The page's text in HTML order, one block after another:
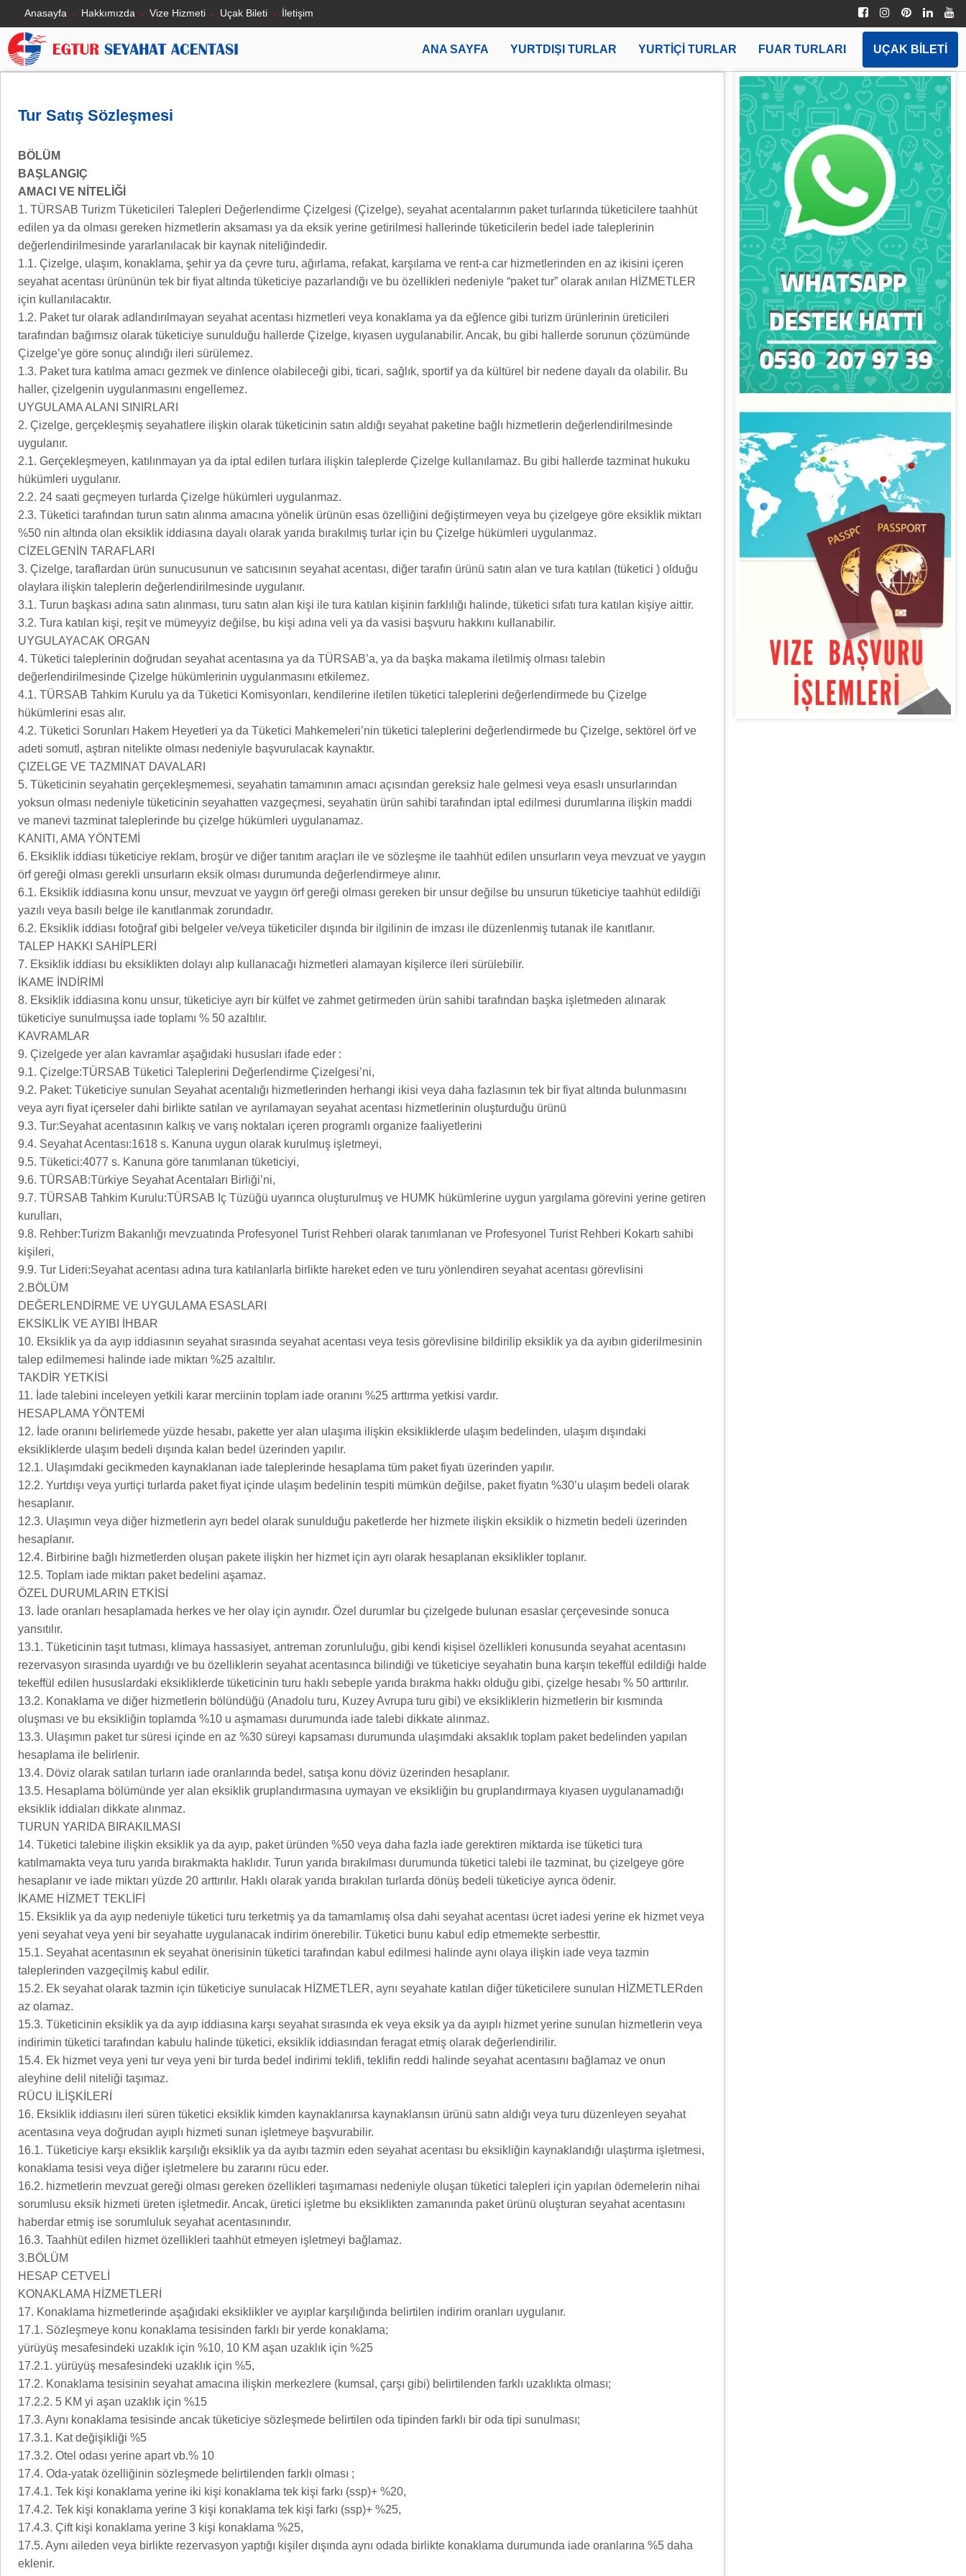
Anasayfa Hakkımızda Vize Hizmeti Uçak Bileti İletişim
ANA SAYFA YURTDIŞI TURLAR YURTIÇI TURLAR FUAR TURLARI UÇAK BILETI
Tur Satış Sözleşmesi
BÖLÜM
BAŞLANGIÇ
AMACI VE NİTELİĞİ
1. TÜRSAB Turizm Tüketicileri Talepleri Değerlendirme Çizelgesi (Çizelge), seyahat acentalarının paket turlarında tüketicilere taahhüt
edilen ya da olması gereken hizmetlerin aksaması ya da eksik yerine getirilmesi hallerinde tüketicilerin bedel iade taleplerinin
değerlendirilmesinde yararlanılacak bir kaynak niteliğindedir.
1.1. Çizelge, ulaşım, konaklama, şehir ya da çevre turu, ağırlama, refakat, karşılama ve rent-a car hizmetlerinden en az ikisini içeren
seyahat acentası ürününün tek bir fiyat altında tüketiciye pazarlandığı ve bu özellikleri nedeniyle “paket tur” olarak anılan HİZMETLER
için kullanılacaktır.
1.2. Paket tur olarak adlandırılmayan seyahat acentası hizmetleri veya konaklama ya da eğlence gibi turizm ürünlerinin üreticileri
tarafından bağımsız olarak tüketiciye sunulduğu hallerde Çizelge, kıyasen uygulanabilir. Ancak, bu gibi hallerde sorunun çözümünde
Çizelge’ye göre sonuç alındığı ileri sürülemez.
1.3. Paket tura katılma amacı gezmek ve dinlence olabileceği gibi, ticari, sağlık, sportif ya da kültürel bir nedene dayalı da olabilir. Bu
haller, çizelgenin uygulanmasını engellemez.
UYGULAMA ALANI SINIRLARI
2. Çizelge, gerçekleşmiş seyahatlere ilişkin olarak tüketicinin satın aldığı seyahat paketine bağlı hizmetlerin değerlendirilmesinde
uygulanır.
2.1. Gerçekleşmeyen, katılınmayan ya da iptal edilen turlara ilişkin taleplerde Çizelge kullanılamaz. Bu gibi hallerde tazminat hukuku
hükümleri uygulanır.
2.2. 24 saati geçmeyen turlarda Çizelge hükümleri uygulanmaz.
2.3. Tüketici tarafından turun satın alınma amacına yönelik ürünün esas özelliğini değiştirmeyen veya bu çizelgeye göre eksiklik miktarı
%50 nin altında olan eksiklik iddiasına dayalı olarak yarıda bırakılmış turlar için bu Çizelge hükümleri uygulanmaz.
CİZELGENİN TARAFLARI
3. Çizelge, taraflardan ürün sunucusunun ve satıcısının seyahat acentası, diğer tarafın ürünü satın alan ve tura katılan (tüketici ) olduğu
olaylara ilişkin taleplerin değerlendirilmesinde uygulanır.
3.1. Turun başkası adına satın alınması, turu satın alan kişi ile tura katılan kişinin farklılığı halinde, tüketici sıfatı tura katılan kişiye aittir.
3.2. Tura katılan kişi, reşit ve mümeyyiz değilse, bu kişi adına veli ya da vasisi başvuru hakkını kullanabilir.
UYGULAYACAK ORGAN
4. Tüketici taleplerinin doğrudan seyahat acentasına ya da TÜRSAB’a, ya da başka makama iletilmiş olması talebin
değerlendirilmesinde Çizelge hükümlerinin uygulanmasını etkilemez.
4.1. TÜRSAB Tahkim Kurulu ya da Tüketici Komisyonları, kendilerine iletilen tüketici taleplerini değerlendirmede bu Çizelge
hükümlerini esas alır.
4.2. Tüketici Sorunları Hakem Heyetleri ya da Tüketici Mahkemeleri’nin tüketici taleplerini değerlendirmede bu Çizelge, sektörel örf ve
adeti somutl, aştıran nitelikte olması nedeniyle başvurulacak kaynaktır.
ÇIZELGE VE TAZMINAT DAVALARI
5. Tüketicinin seyahatin gerçekleşmemesi, seyahatin tamamının amacı açısından gereksiz hale gelmesi veya esaslı unsurlarından
yoksun olması nedeniyle tüketicinin seyahatten vazgeçmesi, seyahatin ürün sahibi tarafından iptal edilmesi durumlarına ilişkin maddi
ve manevi tazminat taleplerinde bu çizelge hükümleri uygulanamaz.
KANITl, AMA YÖNTEMİ
6. Eksiklik iddiası tüketiciye reklam, broşür ve diğer tanıtım araçları ile ve sözleşme ile taahhüt edilen unsurların veya mevzuat ve yaygın
örf gereği olması gerekli unsurların eksik olması durumunda değerlendirmeye alınır.
6.1. Eksiklik iddiasına konu unsur, mevzuat ve yaygın örf gereği olması gereken bir unsur değilse bu unsurun tüketiciye taahhüt edildiği
yazılı veya basılı belge ile kanıtlanmak zorundadır.
6.2. Eksiklik iddiası fotoğraf gibi belgeler ve/veya tüketiciler dışında bir ilgilinin de imzası ile düzenlenmiş tutanak ile kanıtlanır.
TALEP HAKKI SAHİPLERİ
7. Eksiklik iddiası bu eksiklikten dolayı alıp kullanacağı hizmetleri alamayan kişilerce ileri sürülebilir.
İKAME İNDİRİMİ
8. Eksiklik iddiasına konu unsur, tüketiciye ayrı bir külfet ve zahmet getirmeden ürün sahibi tarafından başka işletmeden alınarak
tüketiciye sunulmuşsa iade toplamı % 50 azaltılır.
KAVRAMLAR
9. Çizelgede yer alan kavramlar aşağıdaki hususları ifade eder :
9.1. Çizelge:TÜRSAB Tüketici Taleplerini Değerlendirme Çizelgesi’ni,
9.2. Paket: Tüketiciye sunulan Seyahat acentalığı hizmetlerinden herhangi ikisi veya daha fazlasının tek bir fiyat altında bulunmasını
veya ayrı fiyat içerseler dahi birlikte satılan ve ayrılamayan seyahat acentası hizmetlerinin oluşturduğu ürünü
9.3. Tur:Seyahat acentasının kalkış ve varış noktaları içeren programlı organize faaliyetlerini
9.4. Seyahat Acentası:1618 s. Kanuna uygun olarak kurulmuş işletmeyi,
9.5. Tüketici:4077 s. Kanuna göre tanımlanan tüketiciyi,
9.6. TÜRSAB:Türkiye Seyahat Acentaları Birliği’ni,
9.7. TÜRSAB Tahkim Kurulu:TÜRSAB Iç Tüzüğü uyarınca oluşturulmuş ve HUMK hükümlerine uygun yargılama görevini yerine getiren
kurulları,
9.8. Rehber:Turizm Bakanlığı mevzuatında Profesyonel Turist Rehberi olarak tanımlanan ve Profesyonel Turist Rehberi Kokartı sahibi
kişileri,
9.9. Tur Lideri:Seyahat acentası adına tura katılanlarla birlikte hareket eden ve turu yönlendiren seyahat acentası görevlisini
2.BÖLÜM
DEĞERLENDİRME VE UYGULAMA ESASLARI
EKSİKLİK VE AYIBI İHBAR
10. Eksiklik ya da ayıp iddiasının seyahat sırasında seyahat acentası veya tesis görevlisine bildirilip eksiklik ya da ayıbın giderilmesinin
talep edilmemesi halinde iade miktarı %25 azaltılır.
TAKDİR YETKİSİ
11. İade talebini inceleyen yetkili karar merciinin toplam iade oranını %25 arttırma yetkisi vardır.
HESAPLAMA YÖNTEMİ
12. İade oranını belirlemede yüzde hesabı, pakette yer alan ulaşıma ilişkin eksikliklerde ulaşım bedelinden, ulaşım dışındaki
eksikliklerde ulaşım bedeli dışında kalan bedel üzerinden yapılır.
12.1. Ulaşımdaki gecikmeden kaynaklanan iade taleplerinde hesaplama tüm paket fiyatı üzerinden yapılır.
12.2. Yurtdışı veya yurtiçi turlarda paket fiyat içinde ulaşım bedelinin tespiti mümkün değilse, paket fiyatın %30’u ulaşım bedeli olarak
hesaplanır.
12.3. Ulaşımın veya diğer hizmetlerin ayrı bedel olarak sunulduğu paketlerde her hizmete ilişkin eksiklik o hizmetin bedeli üzerinden
hesaplanır.
12.4. Birbirine bağlı hizmetlerden oluşan pakete ilişkin her hizmet için ayrı olarak hesaplanan eksiklikler toplanır.
12.5. Toplam iade miktarı paket bedelini aşamaz.
ÖZEL DURUMLARIN ETKİSİ
13. İade oranları hesaplamada herkes ve her olay için aynıdır. Özel durumlar bu çizelgede bulunan esaslar çerçevesinde sonuca
yansıtılır.
13.1. Tüketicinin taşıt tutması, klimaya hassasiyet, antreman zorunluluğu, gibi kendi kişisel özellikleri konusunda seyahat acentasını
rezervasyon sırasında uyardığı ve bu özelliklerin seyahat acentasınca bilindiği ve tüketiciye seyahatin buna karşın tekeffül edildiği halde
tekeffül edilen hususlardaki eksikliklerde tüketicinin turu haklı sebeple yarıda bırakma hakkı olduğu gibi, çizelge hesabı % 50 arttırılır.
13.2. Konaklama ve diğer hizmetlerin bölündüğü (Anadolu turu, Kuzey Avrupa turu gibi) ve eksikliklerin hizmetlerin bir kısmında
oluşması ve bu eksikliğin toplamda %10 u aşmaması durumunda iade talebi dikkate alınmaz.
13.3. Ulaşımın paket tur süresi içinde en az %30 süreyi kapsaması durumunda ulaşımdaki aksaklık toplam paket bedelinden yapılan
hesaplama ile belirlenir.
13.4. Döviz olarak satılan turların iade oranlarında bedel, satışa konu döviz üzerinden hesaplanır.
13.5. Hesaplama bölümünde yer alan eksiklik gruplandırmasına uymayan ve eksikliğin bu gruplandırmaya kıyasen uygulanamadığı
eksiklik iddiaları dikkate alınmaz.
TURUN YARIDA BIRAKILMASI
14. Tüketici talebine ilişkin eksiklik ya da ayıp, paket üründen %50 veya daha fazla iade gerektiren miktarda ise tüketici tura
katılmamakta veya turu yarıda bırakmakta haklıdır. Turun yarıda bırakılması durumunda tüketici talebi ile tazminat, bu çizelgeye göre
hesaplanır ve iade miktarı yüzde 20 arttırılır. Haklı olarak yarıda bırakılan turlarda dönüş bedeli tüketiciye ayrıca ödenir.
İKAME HİZMET TEKLİFİ
15. Eksiklik ya da ayıp nedeniyle tüketici turu terketmiş ya da tamamlamış olsa dahi seyahat acentası ücret iadesi yerine ek hizmet veya
yeni seyahat veya yeni bir seyahatte uygulanacak indirim önerebilir. Tüketici bunu kabul edip etmemekte serbesttir.
15.1. Seyahat acentasının ek seyahat önerisinin tüketici tarafından kabul edilmesi halinde aynı olaya ilişkin iade veya tazmin
taleplerinden vazgeçilmiş kabul edilir.
15.2. Ek seyahat olarak tazmin için tüketiciye sunulacak HİZMETLER, aynı seyahate katılan diğer tüketicilere sunulan HİZMETLERden
az olamaz.
15.3. Tüketicinin eksiklik ya da ayıp iddiasına karşı seyahat sırasında ek veya eksik ya da ayıplı hizmet yerine sunulan hizmetlerin veya
indirimin tüketici tarafından kabulu halinde tüketici, eksiklik iddiasından feragat etmiş olarak değerlendirilir.
15.4. Ek hizmet veya yeni tur veya yeni bir turda bedel indirimi teklifi, teklifin reddi halinde seyahat acentasını bağlamaz ve onun
aleyhine delil niteliği taşımaz.
RÜCU İLİŞKİLERİ
16. Eksiklik iddiasını ileri süren tüketici eksiklik kimden kaynaklanırsa kaynaklansın ürünü satın aldığı veya turu düzenleyen seyahat
acentasına veya doğrudan ayıplı hizmeti sunan işletmeye başvurabilir.
16.1. Tüketiciye karşı eksiklik karşılığı eksiklik ya da ayıbı tazmin eden seyahat acentası bu eksikliğin kaynaklandığı ulaştırma işletmesi,
konaklama tesisi veya diğer işletmelere bu zararını rücu eder.
16.2. hizmetlerin mevzuat gereği olması gereken özellikleri taşımaması nedeniyle oluşan tüketici talepleri için yapılan ödemelerin nihai
sorumlusu eksik hizmeti üreten işletmedir. Ancak, üretici işletme bu eksiklikten zamanında paket ürünü oluşturan seyahat acentasını
haberdar etmiş ise sorumluluk seyahat acentasınındır.
16.3. Taahhüt edilen hizmet özellikleri taahhüt etmeyen işletmeyi bağlamaz.
3.BÖLÜM
HESAP CETVELİ
KONAKLAMA HİZMETLERİ
17. Konaklama hizmetlerinde aşağıdaki eksiklikler ve ayıplar karşılığında belirtilen indirim oranları uygulanır.
17.1. Sözleşmeye konu konaklama tesisinden farklı bir yerde konaklama;
yürüyüş mesafesindeki uzaklık için %10, 10 KM aşan uzaklık için %25
17.2.1. yürüyüş mesafesindeki uzaklık için %5,
17.2. Konaklama tesisinin seyahat amacına ilişkin merkezlere (kumsal, çarşı gibi) belirtilenden farklı uzaklıkta olması;
17.2.2. 5 KM yi aşan uzaklık için %15
17.3. Aynı konaklama tesisinde ancak tüketiciye sözleşmede belirtilen oda tipinden farklı bir oda tipi sunulması;
17.3.1. Kat değişikliği %5
17.3.2. Otel odası yerine apart vb.% 10
17.4. Oda-yatak özelliğinin sözleşmede belirtilenden farklı olması ;
17.4.1. Tek kişi konaklama yerine iki kişi konaklama tek kişi farkı (ssp)+ %20,
17.4.2. Tek kişi konaklama yerine 3 kişi konaklama tek kişi farkı (ssp)+ %25,
17.4.3. Çift kişi konaklama yerine 3 kişi konaklama %25,
17.5. Aynı aileden veya birlikte rezervasyon yaptığı kişiler dışında aynı odada birlikte konaklama durumunda iade oranlarına %5 daha
eklenir.